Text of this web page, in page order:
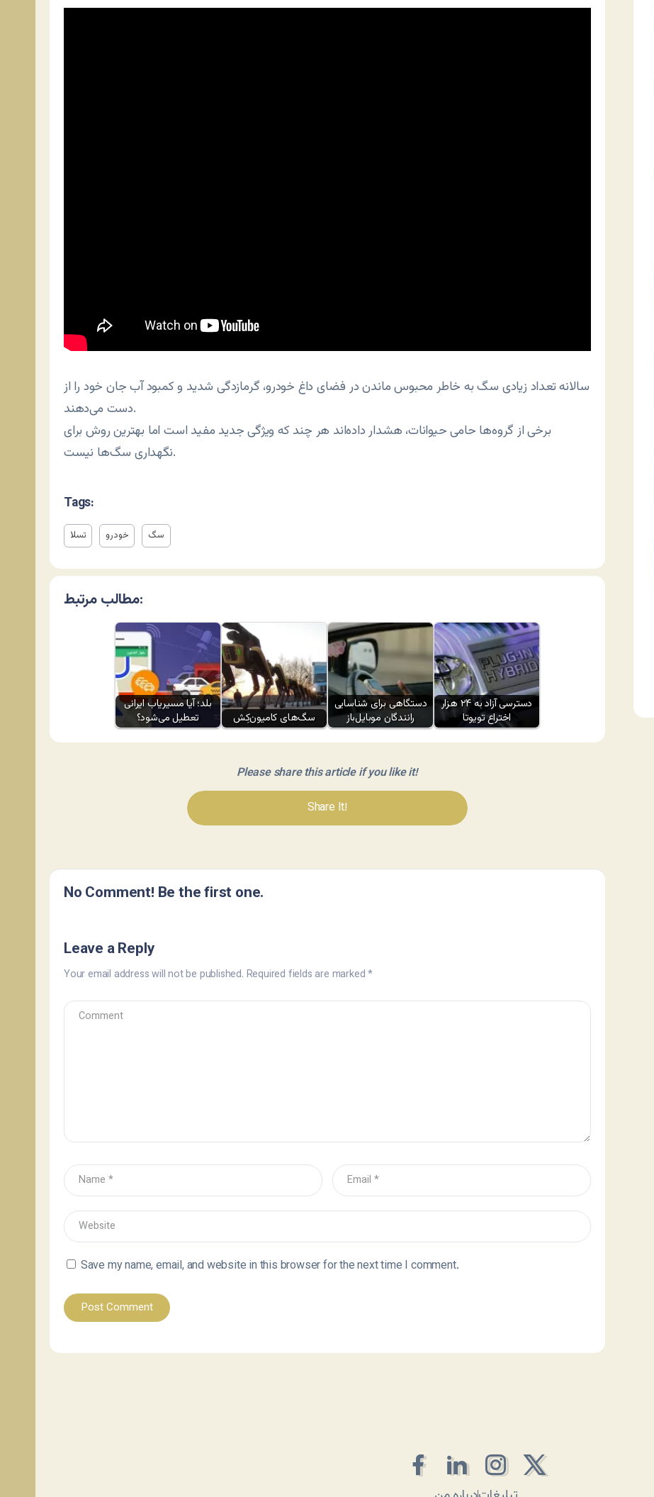
سالانه تعداد زیادی سگ به خاطر محبوس ماندن در فضای داغ خودرو، گرمازدگی شدید و کمبود آب جان خود را از
دست می‌دهند.
برخی از گروه‌ها حامی حیوانات، هشدار داده‌اند هر چند که ویژگی جدید مفید است اما بهترین روش برای
نگهداری سگ‌ها نیست.
Tags:
تسلا خودرو سگ
مطالب مرتبط:
بلد؛ آیا مسیر‌یاب ایرانی
تعطیل می‌شود؟
سگ‌های کامیون‌کِش
دستگاهی برای شناسایی
رانندگان موبایل‌باز
دسترسی آزاد به ۲۴ هزار
اختراع تویوتا
Please share this article if you like it!
Share It!
No Comment! Be the first one.
Leave a Reply
Your email address will not be published. Required fields are marked*
Save my name, email, and website in this browser for the next time I comment.